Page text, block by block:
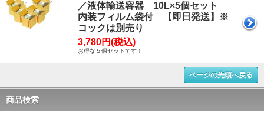
／液体輸送容器 10L×5個セット
内装フィルム袋付 【即日発送】※
コックは別売り
3,780円(税込)
お得な５個セットです！
ページの先頭へ戻る
商品検索